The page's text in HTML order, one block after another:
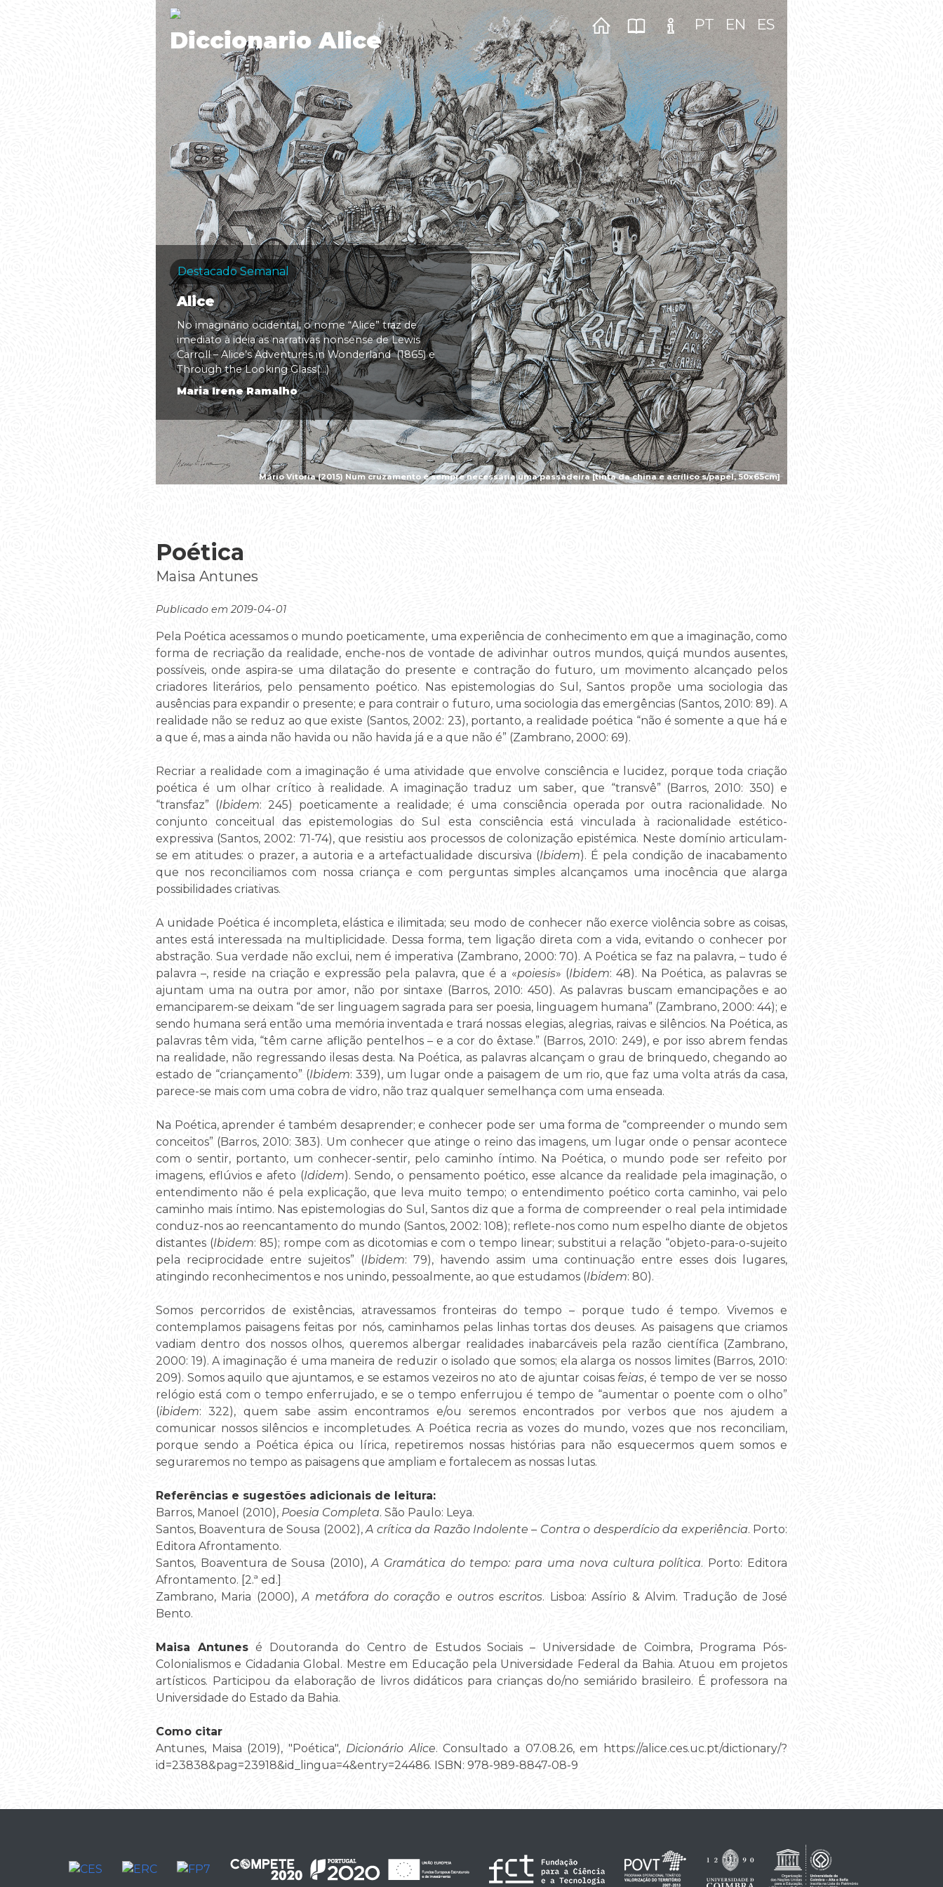
Mário Vitória (2015) Num cruzamento é sempre necessária uma passadeira [tinta da china e acrílico s/papel, 50x65cm]
Diccionario Alice
PT EN ES
Destacado Semanal
Alice
No imaginário ocidental, o nome “Alice” traz de
imediato à ideia as narrativas nonsense de Lewis
Carroll – Alice’s Adventures in Wonderland (1865) e
Through the Looking Glass(...)
Maria Irene Ramalho
Poética
Maisa Antunes
Publicado em 2019-04-01
Pela Poética acessamos o mundo poeticamente, uma experiência de conhecimento em que a imaginação, como
forma de recriação da realidade, enche-nos de vontade de adivinhar outros mundos, quiçá mundos ausentes,
possíveis, onde aspira-se uma dilatação do presente e contração do futuro, um movimento alcançado pelos
criadores literários, pelo pensamento poético. Nas epistemologias do Sul, Santos propõe uma sociologia das
ausências para expandir o presente; e para contrair o futuro, uma sociologia das emergências (Santos, 2010: 89). A
realidade não se reduz ao que existe (Santos, 2002: 23), portanto, a realidade poética “não é somente a que há e
a que é, mas a ainda não havida ou não havida já e a que não é” (Zambrano, 2000: 69).
Recriar a realidade com a imaginação é uma atividade que envolve consciência e lucidez, porque toda criação
poética é um olhar crítico à realidade. A imaginação traduz um saber, que “transvê” (Barros, 2010: 350) e
“transfaz” (Ibidem: 245) poeticamente a realidade; é uma consciência operada por outra racionalidade. No
conjunto conceitual das epistemologias do Sul esta consciência está vinculada à racionalidade estético-
expressiva (Santos, 2002: 71-74), que resistiu aos processos de colonização epistémica. Neste domínio articulam-
se em atitudes: o prazer, a autoria e a artefactualidade discursiva (Ibidem). É pela condição de inacabamento
que nos reconciliamos com nossa criança e com perguntas simples alcançamos uma inocência que alarga
possibilidades criativas.
A unidade Poética é incompleta, elástica e ilimitada; seu modo de conhecer não exerce violência sobre as coisas,
antes está interessada na multiplicidade. Dessa forma, tem ligação direta com a vida, evitando o conhecer por
abstração. Sua verdade não exclui, nem é imperativa (Zambrano, 2000: 70). A Poética se faz na palavra, – tudo é
palavra –, reside na criação e expressão pela palavra, que é a «poiesis» (Ibidem: 48). Na Poética, as palavras se
ajuntam uma na outra por amor, não por sintaxe (Barros, 2010: 450). As palavras buscam emancipações e ao
emanciparem-se deixam “de ser linguagem sagrada para ser poesia, linguagem humana” (Zambrano, 2000: 44); e
sendo humana será então uma memória inventada e trará nossas elegias, alegrias, raivas e silêncios. Na Poética, as
palavras têm vida, “têm carne aflição pentelhos – e a cor do êxtase.” (Barros, 2010: 249), e por isso abrem fendas
na realidade, não regressando ilesas desta. Na Poética, as palavras alcançam o grau de brinquedo, chegando ao
estado de “criançamento” (Ibidem: 339), um lugar onde a paisagem de um rio, que faz uma volta atrás da casa,
parece-se mais com uma cobra de vidro, não traz qualquer semelhança com uma enseada.
Na Poética, aprender é também desaprender; e conhecer pode ser uma forma de “compreender o mundo sem
conceitos” (Barros, 2010: 383). Um conhecer que atinge o reino das imagens, um lugar onde o pensar acontece
com o sentir, portanto, um conhecer-sentir, pelo caminho íntimo. Na Poética, o mundo pode ser refeito por
imagens, eflúvios e afeto (Ididem). Sendo, o pensamento poético, esse alcance da realidade pela imaginação, o
entendimento não é pela explicação, que leva muito tempo; o entendimento poético corta caminho, vai pelo
caminho mais íntimo. Nas epistemologias do Sul, Santos diz que a forma de compreender o real pela intimidade
conduz-nos ao reencantamento do mundo (Santos, 2002: 108); reflete-nos como num espelho diante de objetos
distantes (Ibidem: 85); rompe com as dicotomias e com o tempo linear; substitui a relação “objeto-para-o-sujeito
pela reciprocidade entre sujeitos” (Ibidem: 79), havendo assim uma continuação entre esses dois lugares,
atingindo reconhecimentos e nos unindo, pessoalmente, ao que estudamos (Ibidem: 80).
Somos percorridos de existências, atravessamos fronteiras do tempo – porque tudo é tempo. Vivemos e
contemplamos paisagens feitas por nós, caminhamos pelas linhas tortas dos deuses. As paisagens que criamos
vadiam dentro dos nossos olhos, queremos albergar realidades inabarcáveis pela razão científica (Zambrano,
2000: 19). A imaginação é uma maneira de reduzir o isolado que somos; ela alarga os nossos limites (Barros, 2010:
209). Somos aquilo que ajuntamos, e se estamos vezeiros no ato de ajuntar coisas feias, é tempo de ver se nosso
relógio está com o tempo enferrujado, e se o tempo enferrujou é tempo de “aumentar o poente com o olho”
(ibidem: 322), quem sabe assim encontramos e/ou seremos encontrados por verbos que nos ajudem a
comunicar nossos silêncios e incompletudes. A Poética recria as vozes do mundo, vozes que nos reconciliam,
porque sendo a Poética épica ou lírica, repetiremos nossas histórias para não esquecermos quem somos e
seguraremos no tempo as paisagens que ampliam e fortalecem as nossas lutas.
Referências e sugestões adicionais de leitura:
Barros, Manoel (2010), Poesia Completa. São Paulo: Leya.
Santos, Boaventura de Sousa (2002),A crítica da Razão Indolente – Contra o desperdício da experiência. Porto:
Editora Afrontamento.
Santos, Boaventura de Sousa (2010),A Gramática do tempo: para uma nova cultura política. Porto: Editora
Afrontamento. [2.ª ed.]
Zambrano, Maria (2000),A metáfora do coração e outros escritos. Lisboa: Assírio & Alvim. Tradução de José
Bento.
Maisa Antunesé Doutoranda do Centro de Estudos Sociais – Universidade de Coimbra, Programa Pós-
Colonialismos e Cidadania Global. Mestre em Educação pela Universidade Federal da Bahia. Atuou em projetos
artísticos. Participou da elaboração de livros didáticos para crianças do/no semiárido brasileiro. É professora na
Universidade do Estado da Bahia.
Como citar
Antunes, Maisa (2019), "Poética", Dicionário Alice. Consultado a 07.08.26, em https://alice.ces.uc.pt/dictionary/?
id=23838&pag=23918&id_lingua=4&entry=24486. ISBN: 978-989-8847-08-9